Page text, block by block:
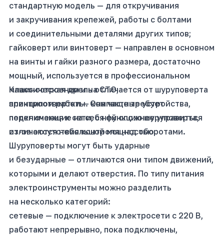
стандартную модель — для откручивания
и закручивания крепежей, работы с болтами
и соединительными деталями других типов;
гайковерт или винтоверт — направлен в основном
на винты и гайки разного размера, достаточно
мощный, используется в профессиональном
машиностроении и на СТО;
электроотвертки — компактные устройства,
перенимающие на себя функцию шуруповерта,
отличаются небольшой мощностью.
Классическаядрельотличается от шуруповерта
принципом работы. Она чаще требует
подключения к сети, с ней сложнее управиться
из-за отсутствия контроля над оборотами.
Шуруповерты могут быть ударные
и безударные — отличаются они типом движений,
которыми и делают отверстия. По типу питания
электроинструменты можно разделить
на несколько категорий:
сетевые — подключение к электросети с 220 В,
работают непрерывно, пока подключены,